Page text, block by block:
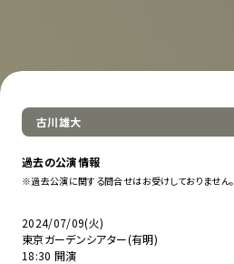
古川雄大
過去の公演情報
※過去公演に関する問合せはお受けしておりません。
2024/07/09(火)
東京ガーデンシアター(有明)
18:30 開演